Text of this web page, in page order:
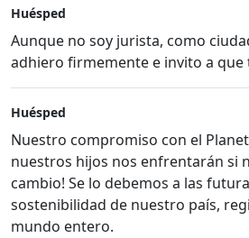
Huésped
Aunque no soy jurista, como
adhiero firmemente e invito a que
Huésped
Nuestro compromiso con el
nuestros hijos nos enfrentarán si
cambio! Se lo debemos a las
sostenibilidad de nuestro país,
mundo entero.